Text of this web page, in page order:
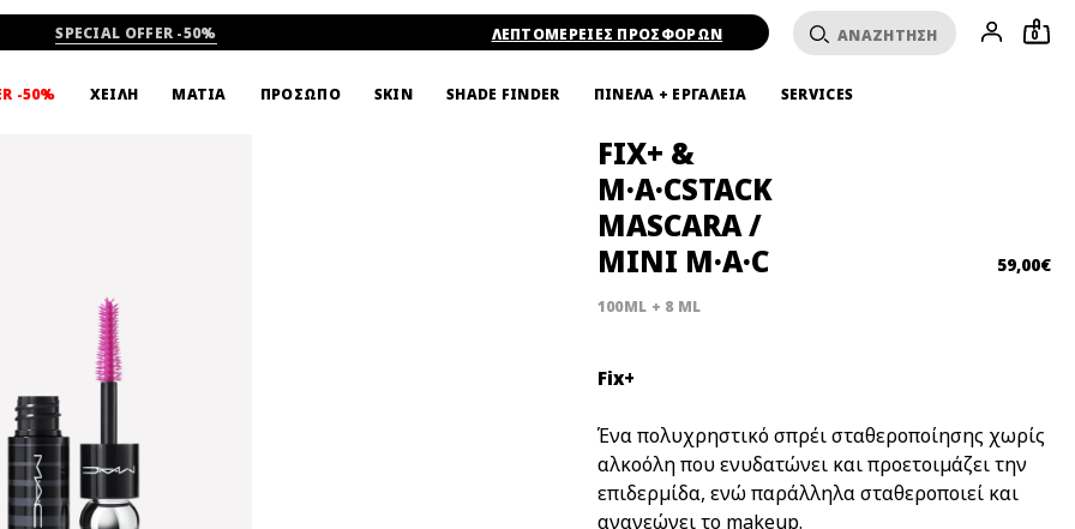
SPECIAL OFFER -50% ΛΕΠΤΟΜΕΡΕΙΕΣ ΠΡΟΣΦΟΡΩΝ 0
-50% ΧΕΙΛΗ ΜΑΤΙΑ ΠΡΟΣΩΠΟ SKIN SHADE FINDER ΠΙΝΕΛΑ + ΕΡΓΑΛΕΙΑ SERVICES
FIX+ &
M·A·CSTACK
MASCARA /
MINI M·A·C
59,00€
100ML + 8 ML
Fix+
Ένα πολυχρηστικό σπρέι σταθεροποίησης χωρίς
αλκοόλη που ενυδατώνει και προετοιμάζει την
επιδερμίδα, ενώ παράλληλα σταθεροποιεί και
ανανεώνει το makeup.